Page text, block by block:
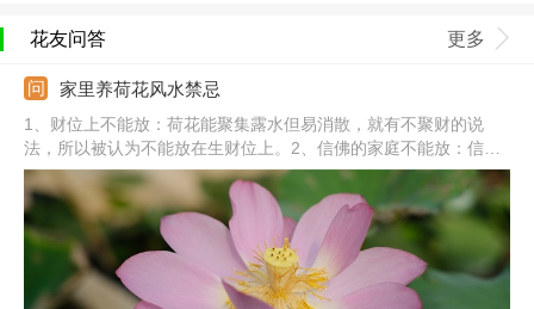
花友问答 更多
家里养荷花风水禁忌
1、财位上不能放：荷花能聚集露水但易消散，就有不聚财的说
法，所以被认为不能放在生财位上。2、信佛的家庭不能放：信佛
的家庭对于荷花的象征意义比较看重，不愿意将养荷花在家中。
3、有老人的家庭不能放：有些老人认为荷花阴气重，白色的荷花
不吉利等，再加上荷花会使空气湿度增加，使人身体不适，所以不
想养在家里。